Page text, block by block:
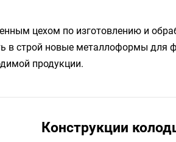
цехом по изготовлению и
в строй новые металлоформы для
продукции.
Конструкции